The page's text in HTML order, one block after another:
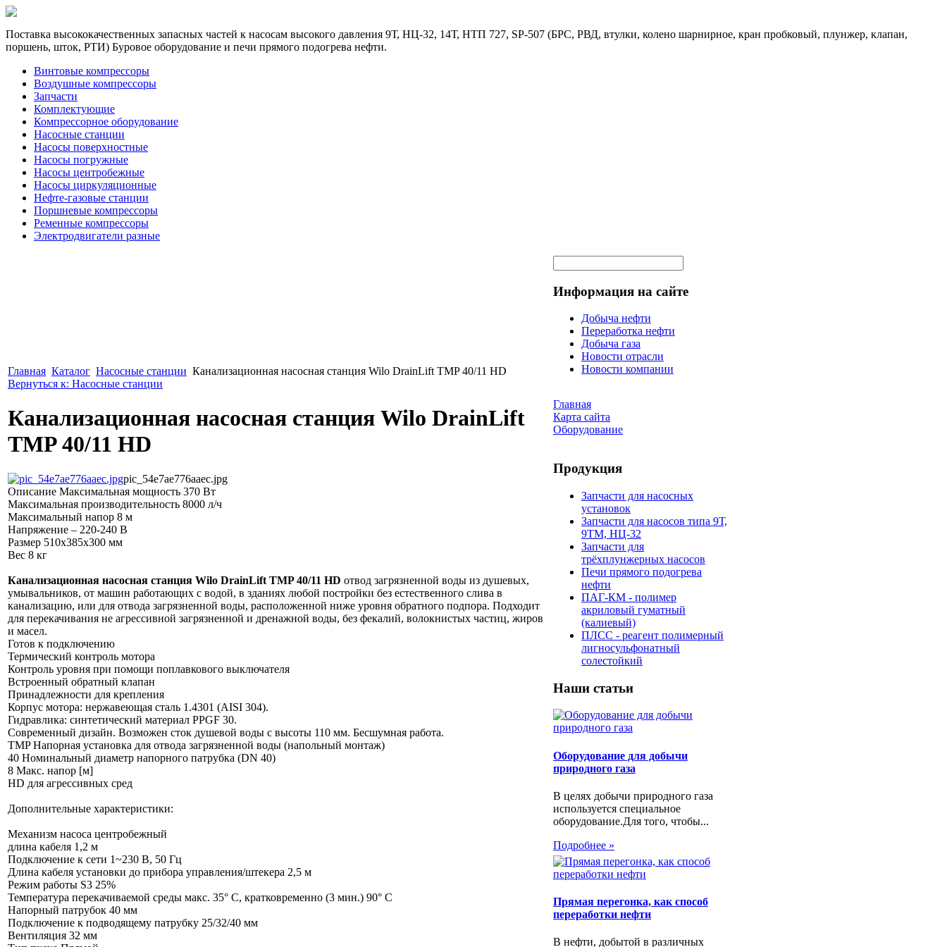
Поставка высококачественных запасных частей к насосам высокого давления 9Т, НЦ-32, 14Т, НТП 727, SP-507 (БРС, РВД, втулки, колено шарнирное, кран пробковый, плунжер, клапан,
поршень, шток, РТИ) Буровое оборудование и печи прямого подогрева нефти.
Винтовые компрессоры
Воздушные компрессоры
Запчасти
Комплектующие
Компрессорное оборудование
Насосные станции
Насосы поверхностные
Насосы погружные
Насосы центробежные
Насосы циркуляционные
Нефте-газовые станции
Поршневые компрессоры
Ременные компрессоры
Электродвигатели разные
Главная Каталог Насосные станции Канализационная насосная станция Wilo DrainLift TMP 40/11 HD
Вернуться к: Насосные станции
Канализационная насосная станция Wilo DrainLift
TMP 40/11 HD
pic_54e7ae776aaec.jpg
Описание Максимальная мощность 370 Вт
Максимальная производительность 8000 л/ч
Максимальный напор 8 м
Напряжение – 220-240 В
Размер 510x385x300 мм
Вес 8 кг
Канализационная насосная станция Wilo DrainLift TMP 40/11 HD отвод загрязненной воды из душевых,
умывальников, от машин работающих с водой, в зданиях любой постройки без естественного слива в
канализацию, или для отвода загрязненной воды, расположенной ниже уровня обратного подпора. Подходит
для перекачивания не агрессивной загрязненной и дренажной воды, без фекалий, волокнистых частиц, жиров
и масел.
Готов к подключению
Термический контроль мотора
Контроль уровня при помощи поплавкового выключателя
Встроенный обратный клапан
Принадлежности для крепления
Корпус мотора: нержавеющая сталь 1.4301 (AISI 304).
Гидравлика: синтетический материал PPGF 30.
Современный дизайн. Возможен сток душевой воды с высоты 110 мм. Бесшумная работа.
TMP Напорная установка для отвода загрязненной воды (напольный монтаж)
40 Номинальный диаметр напорного патрубка (DN 40)
8 Макс. напор [м]
HD для агрессивных сред
Дополнительные характеристики:
Механизм насоса центробежный
длина кабеля 1,2 м
Подключение к сети 1~230 В, 50 Гц
Длина кабеля установки до прибора управления/штекера 2,5 м
Режим работы S3 25%
Температура перекачиваемой среды макс. 35° C, кратковременно (3 мин.) 90° C
Напорный патрубок 40 мм
Подключение к подводящему патрубку 25/32/40 мм
Вентиляция 32 мм
Информация на сайте
Добыча нефти
Переработка нефти
Добыча газа
Новости отрасли
Новости компании
Главная
Карта сайта
Оборудование
Продукция
Запчасти для насосных
установок
Запчасти для насосов типа 9Т,
9ТМ, НЦ-32
Запчасти для
трёхплунжерных насосов
Печи прямого подогрева
нефти
ПАГ-КМ - полимер
акриловый гуматный
(калиевый)
ПЛСС - реагент полимерный
лигносульфонатный
солестойкий
Наши статьи
Оборудование для добычи
природного газа
В целях добычи природного газа
используется специальное
оборудование.Для того, чтобы...
Подробнее »
Прямая перегонка, как способ
переработки нефти
В нефти, добытой в различных